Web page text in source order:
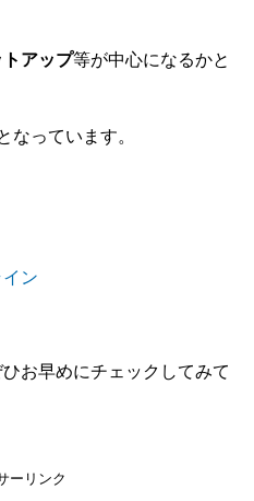
アップ等が中心になるかと
となっています。
ン
お早めにチェックしてみて
ーリンク